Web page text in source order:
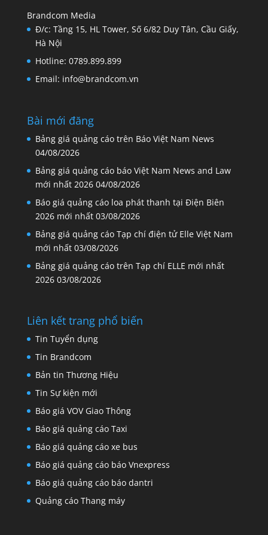
Brandcom Media
Đ/c: Tầng 15, HL Tower, Số 6/82 Duy Tân, Cầu Giấy,
Hà Nội
Hotline: 0789.899.899
Email: info@brandcom.vn
Bài mới đăng
Bảng giá quảng cáo trên Báo Việt Nam News
04/08/2026
Bảng giá quảng cáo báo Việt Nam News and Law
mới nhất 2026 04/08/2026
Báo giá quảng cáo loa phát thanh tại Điện Biên
2026 mới nhất 03/08/2026
Bảng giá quảng cáo Tạp chí điện tử Elle Việt Nam
mới nhất 03/08/2026
Bảng giá quảng cáo trên Tạp chí ELLE mới nhất
2026 03/08/2026
Liên kết trang phổ biến
Tin Tuyển dụng
Tin Brandcom
Bản tin Thương Hiệu
Tin Sự kiện mới
Báo giá VOV Giao Thông
Báo giá quảng cáo Taxi
Báo giá quảng cáo xe bus
Báo giá quảng cáo báo Vnexpress
Báo giá quảng cáo báo dantri
Quảng cáo Thang máy